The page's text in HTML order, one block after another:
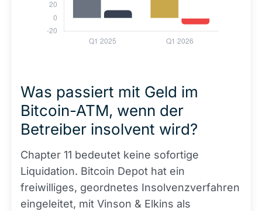
Was passiert mit Geld im
Bitcoin-ATM, wenn der
Betreiber insolvent wird?
Chapter 11 bedeutet keine sofortige
Liquidation. Bitcoin Depot hat ein
freiwilliges, geordnetes Insolvenzverfahren
eingeleitet, mit Vinson & Elkins als